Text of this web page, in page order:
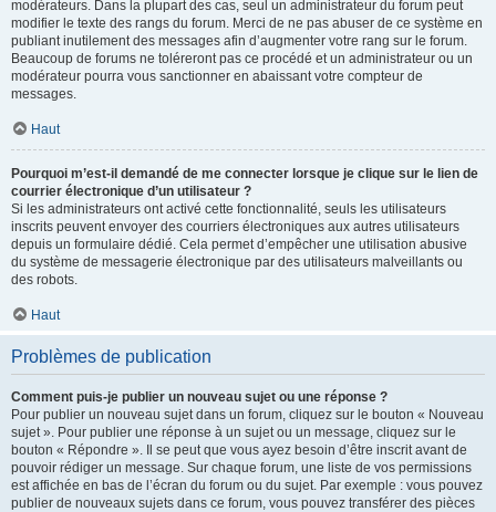
modérateurs. Dans la plupart des cas, seul un administrateur du forum peut
modifier le texte des rangs du forum. Merci de ne pas abuser de ce système en
publiant inutilement des messages afin d’augmenter votre rang sur le forum.
Beaucoup de forums ne toléreront pas ce procédé et un administrateur ou un
modérateur pourra vous sanctionner en abaissant votre compteur de
messages.
Haut
Pourquoi m’est-il demandé de me connecter lorsque je clique sur le lien de
courrier électronique d’un utilisateur ?
Si les administrateurs ont activé cette fonctionnalité, seuls les utilisateurs
inscrits peuvent envoyer des courriers électroniques aux autres utilisateurs
depuis un formulaire dédié. Cela permet d’empêcher une utilisation abusive
du système de messagerie électronique par des utilisateurs malveillants ou
des robots.
Haut
Problèmes de publication
Comment puis-je publier un nouveau sujet ou une réponse ?
Pour publier un nouveau sujet dans un forum, cliquez sur le bouton « Nouveau
sujet ». Pour publier une réponse à un sujet ou un message, cliquez sur le
bouton « Répondre ». Il se peut que vous ayez besoin d’être inscrit avant de
pouvoir rédiger un message. Sur chaque forum, une liste de vos permissions
est affichée en bas de l’écran du forum ou du sujet. Par exemple : vous pouvez
publier de nouveaux sujets dans ce forum, vous pouvez transférer des pièces